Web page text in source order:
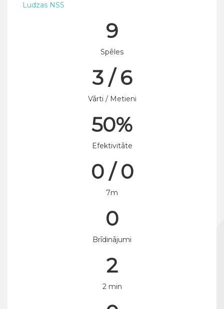
Ludzas NSS
9
Spēles
3 / 6
Vārti / Metieni
50%
Efektivitāte
0 / 0
7m
0
Brīdinājumi
2
2 min